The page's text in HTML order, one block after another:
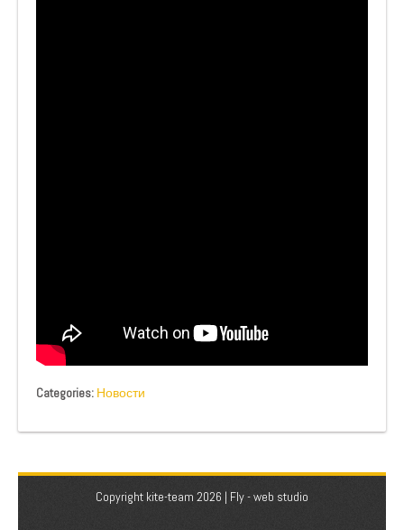
Categories: Новости
Copyright kite-team 2026 | Fly - web studio